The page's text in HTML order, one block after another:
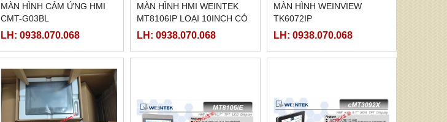
MÀN HÌNH CẢM ỨNG HMI
CMT-G03BL
LH: 0938.070.068
MÀN HÌNH HMI WEINTEK
MT8106IP LOẠI 10INCH CÓ
ETHERNET
LH: 0938.070.068
MÀN HÌNH WEINVIEW
TK6072IP
LH: 0938.070.068